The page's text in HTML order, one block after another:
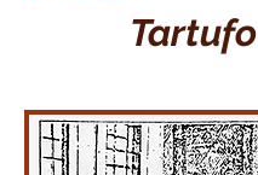
Tartufo